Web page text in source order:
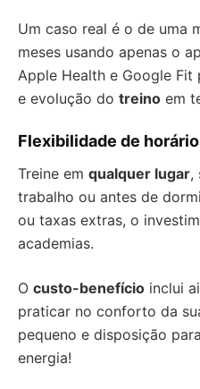
Um caso real é o de uma
meses usando apenas o
Apple Health e Google
e evolução do treino em
Flexibilidade de
Treine em qualquer lugar,
trabalho ou antes de
ou taxas extras, o
academias.
O custo-benefício inclui
praticar no conforto da
pequeno e disposição
energia!